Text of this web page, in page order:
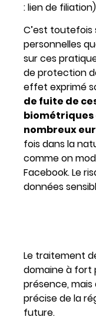
: lien de
C’est toutefois
personnelles
sur ces
de protection
effet exprimé
de fuite de
biométriques
nombreux
fois dans la
comme on
Facebook. Le
données
Le traitement
domaine à fort
présence,
précise de la
future.